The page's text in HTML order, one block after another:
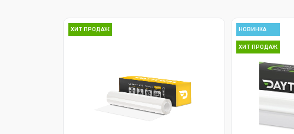
ХИТ ПРОДАЖ НОВИНКА
ХИТ ПРОДАЖ